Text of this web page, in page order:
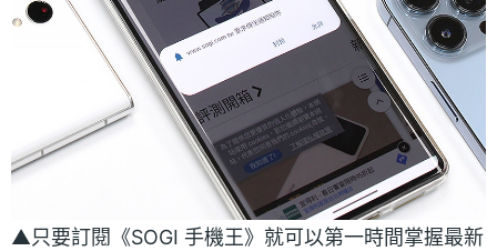
▲只要訂閱《SOGI 手機王》就可以第一時間掌握最新